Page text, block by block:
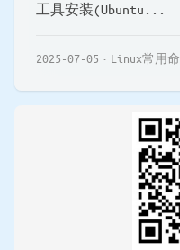
工具安装(Ubuntu...
2025-07-05 Linux常用